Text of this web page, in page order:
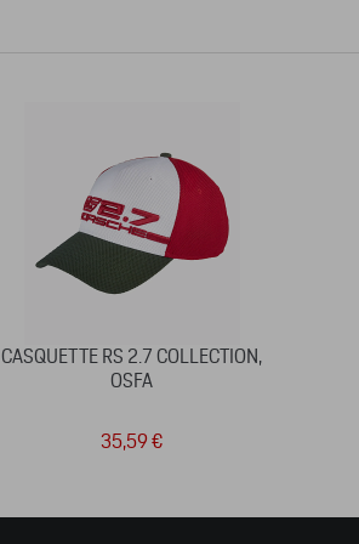
CASQUETTE RS 2.7 COLLECTION,
OSFA
35,59 €